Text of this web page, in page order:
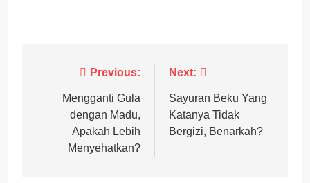
navigation
Previous:
Mengganti Gula
dengan Madu,
Apakah Lebih
Menyehatkan?
Next:
Sayuran Beku Yang
Katanya Tidak
Bergizi, Benarkah?